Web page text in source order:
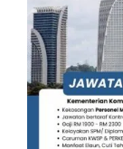
Penafian:
mana
yang
adalah
kerajaan
untuk